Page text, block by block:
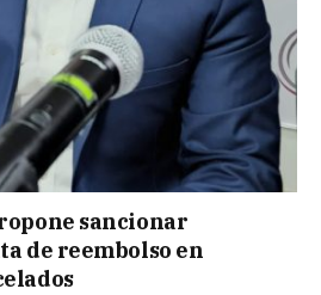
sancionar
de reembolso en